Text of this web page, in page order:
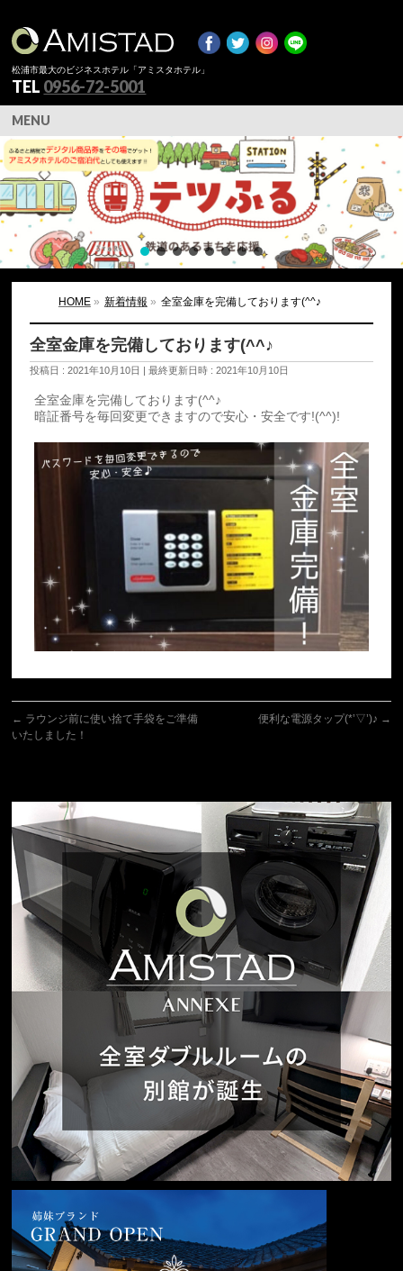
松浦市最大のビジネスホテル「アミスタホテル」
TEL 0956-72-5001
MENU
HOME» 新着情報 » 全室金庫を完備しております(^^♪
全室金庫を完備しております(^^♪
投稿日 : 2021年10月10日 最終更新日時 : 2021年10月10日
全室金庫を完備しております(^^♪
暗証番号を毎回変更できますので安心・安全です!(^^)!
← ラウンジ前に使い捨て手袋をご準備
いたしました！
便利な電源タップ(*’▽’)♪ →